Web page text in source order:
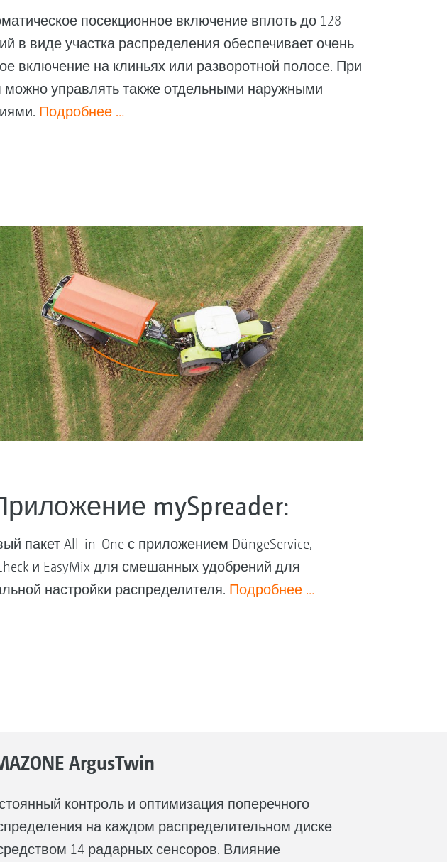
посекционное включение вплоть до 128
в виде участка распределения обеспечивает очень
включение на клиньях или разворотной полосе. При
можно управлять также отдельными наружными
Подробнее …
mySpreader:
пакет All-in-One с приложением DüngeService,
и EasyMix для смешанных удобрений для
настройки распределителя. Подробнее …
ArgusTwin
контроль и оптимизация поперечного
на каждом распределительном диске
14 радарных сенсоров. Влияние